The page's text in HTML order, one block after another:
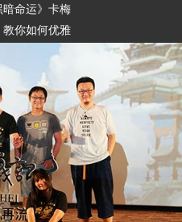
暗命运》卡梅
你如何优雅